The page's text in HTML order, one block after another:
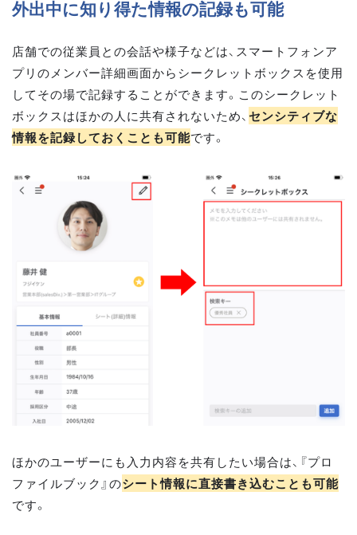
外出中に知り得た情報の記録も可能
店舗での従業員との会話や様子などは、スマートフォンア
プリのメンバー詳細画面からシークレットボックスを使用
してその場で記録することができます。このシークレット
ボックスはほかの人に共有されないため、 センシティブな
情報を記録しておくことも可能です。
ほかのユーザーにも入力内容を共有したい場合は、『プロ
ファイルブック』のシート情報に直接書き込むことも可能
です。